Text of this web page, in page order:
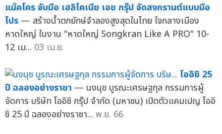
แม็คโคร จับมือ เฮลิโคเนีย เอช กรุ๊ป จัดสงกรานต์แบบมือ
โปร — สร้างน้ำตกยักษ์จำลองสูงสุดในไทย ใจกลางเมือง
หาดใหญ่ ในงาน "หาดใหญ่ Songkran Like A PRO" 10-
12 เม... 03 เม.ย.
โออิชิ 25
ปี ฉลองอย่างราชา — นงนุช บูรณะเศรษฐกุล กรรมการผู้
จัดการ บริษัท โออิชิ กรุ๊ป จำกัด (มหาชน) เปิดตัวแคมเปญ โออิ
ชิ 25 ปี ฉลองอย่างราชา... พ.ย. 66